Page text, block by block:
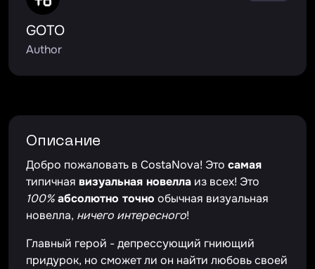
GOTO
Author
Описание
Добро пожаловать в CostaNova! Это самая
типичная визуальная новелла из всех! Это
100%абсолютно точно обычная визуальная
новелла, ничего интересного!
Главный герой - депрессующий гниющий
придурок, но сможет ли он найти любовь своей